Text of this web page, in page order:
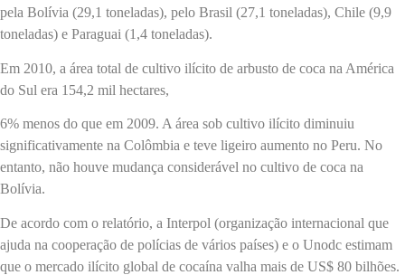
pela Bolívia (29,1 toneladas), pelo Brasil (27,1 toneladas), Chile (9,9
toneladas) e Paraguai (1,4 toneladas).
Em 2010, a área total de cultivo ilícito de arbusto de coca na América
do Sul era 154,2 mil hectares,
6% menos do que em 2009. A área sob cultivo ilícito diminuiu
significativamente na Colômbia e teve ligeiro aumento no Peru. No
entanto, não houve mudança considerável no cultivo de coca na
Bolívia.
De acordo com o relatório, a Interpol (organização internacional que
ajuda na cooperação de polícias de vários países) e o Unodc estimam
que o mercado ilícito global de cocaína valha mais de US$ 80 bilhões.